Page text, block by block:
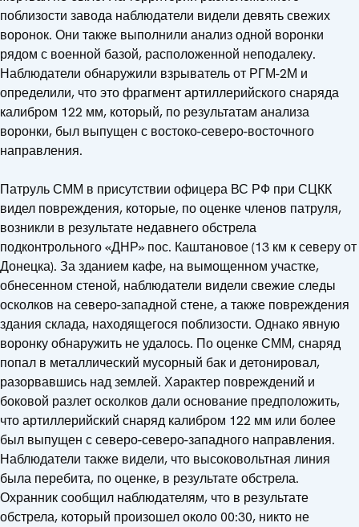
поблизости завода наблюдатели видели девять свежих
воронок. Они также выполнили анализ одной воронки
рядом с военной базой, расположенной неподалеку.
Наблюдатели обнаружили взрыватель от РГМ-2М и
определили, что это фрагмент артиллерийского снаряда
калибром 122 мм, который, по результатам анализа
воронки, был выпущен с востоко-северо-восточного
направления.
Патруль СММ в присутствии офицера ВС РФ при СЦКК
видел повреждения, которые, по оценке членов патруля,
возникли в результате недавнего обстрела
подконтрольного «ДНР» пос. Каштановое (13 км к северу от
Донецка). За зданием кафе, на вымощенном участке,
обнесенном стеной, наблюдатели видели свежие следы
осколков на северо-западной стене, а также повреждения
здания склада, находящегося поблизости. Однако явную
воронку обнаружить не удалось. По оценке СММ, снаряд
попал в металлический мусорный бак и детонировал,
разорвавшись над землей. Характер повреждений и
боковой разлет осколков дали основание предположить,
что артиллерийский снаряд калибром 122 мм или более
был выпущен с северо-северо-западного направления.
Наблюдатели также видели, что высоковольтная линия
была перебита, по оценке, в результате обстрела.
Охранник сообщил наблюдателям, что в результате
обстрела, который произошел около 00:30, никто не